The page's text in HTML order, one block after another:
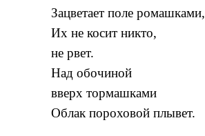
Зацветает поле ромашками,
Их не косит никто,
не рвет.
Над обочиной
вверх тормашками
Облак пороховой плывет.